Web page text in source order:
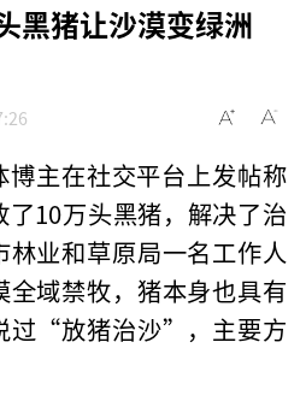
黑猪让沙漠变绿洲
博主在社交平台上发帖称
10万头黑猪，解决了治
业和草原局一名工作人
全域禁牧，猪本身也具有
过“放猪治沙”，主要方